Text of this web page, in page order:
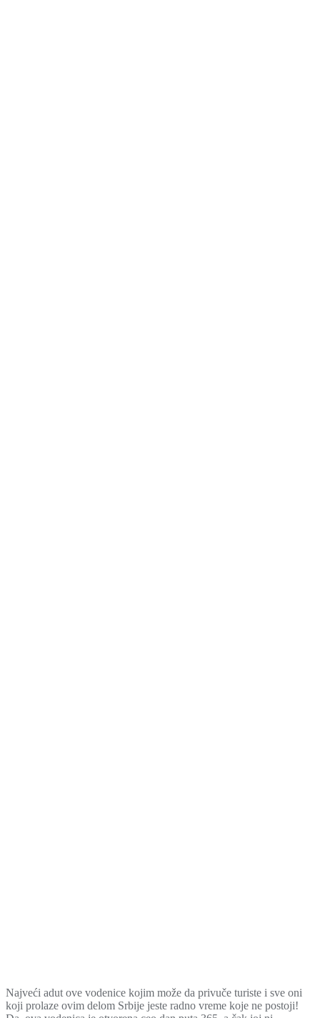
Najveći adut ove vodenice kojim može da privuče turiste i sve oni
koji prolaze ovim delom Srbije jeste radno vreme koje ne postoji!